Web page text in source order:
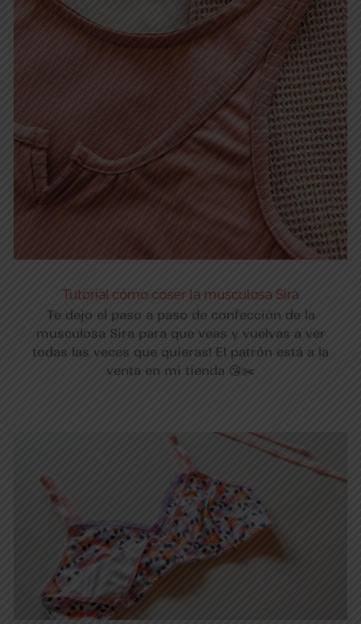
Tutorial cómo coser la musculosa Sira
Te dejo el paso a paso de confección de la
musculosa Sira para que veas y vuelvas a ver
todas las veces que quieras! El patrón está a la
venta en mi tienda 😘✂️